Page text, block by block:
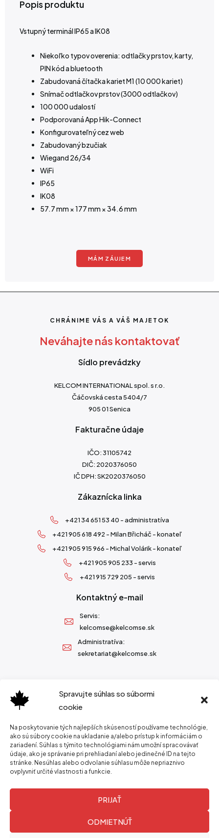
Spravujte súhlas so súbormi
cookie
Na poskytovanie tých najlepších skúseností používame technológie,
ako sú súbory cookie na ukladanie a/alebo prístup k informáciám o
zariadení. Súhlas s týmito technológiami nám umožní spracovávať
údaje, ako je správanie pri prehliadaní alebo jedinečné ID na tejto
stránke. Nesúhlas alebo odvolanie súhlasu môže nepriaznivo
ovplyvniť určité vlastnosti a funkcie.
PRIJAŤ
ODMIETNÚŤ
Popis produktu
Vstupný terminál IP65 a IK08
Niekoľko typov overenia: odtlačky prstov, karty,
PIN kód a bluetooth
Zabudovaná čítačka kariet M1 (10 000 kariet)
Snímač odtlačkov prstov (3000 odtlačkov)
100 000 udalostí
Podporovaná App Hik-Connect
Konfigurovateľný cez web
Zabudovaný bzučiak
Wiegand 26/34
WiFi
IP65
IK08
57.7 mm × 177 mm × 34.6 mm
MÁM ZÁUJEM
CHRÁNIME VÁS A VÁŠ MAJETOK
Neváhajte nás kontaktovať
Sídlo prevádzky
KELCOM INTERNATIONAL spol. s r.o.
Čáčovská cesta 5404/7
905 01 Senica
Fakturačne údaje
IČO: 31105742
DIČ: 2020376050
IČ DPH: SK2020376050
Zákaznícka linka
+421 34 651 53 40 - administratíva
+421 905 618 492 - Milan Břicháč - konateľ
+421 905 915 966 - Michal Volárik - konateľ
+421 905 905 233 - servis
+421 915 729 205 - servis
Kontaktný e-mail
Servis:
kelcomse@kelcomse.sk
Administratíva:
sekretariat@kelcomse.sk